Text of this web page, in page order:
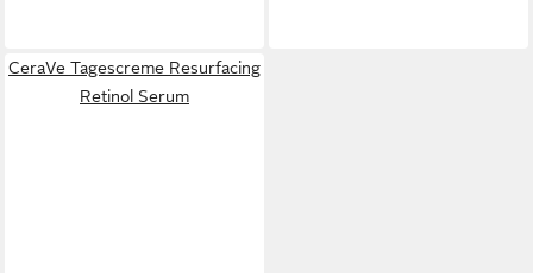
CeraVe Tagescreme Resurfacing
Retinol Serum